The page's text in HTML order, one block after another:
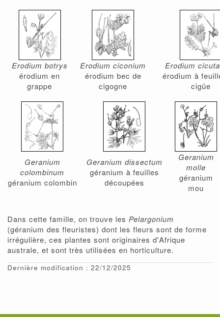
Erodium botrys
érodium en
grappe
Erodium ciconium
érodium bec de
cigogne
Erodium
érodium à
cigüe
Geranium
colombinum
géranium colombin
Geranium dissectum
géranium à feuilles
découpées
Geranium
molle
géranium
mou
Dans cette famille, on trouve les Pelargonium
(géranium des fleuristes) dont les fleurs sont de forme
irrégulière, ces plantes sont originaires d'Afrique
australe, et sont très utilisées en horticulture.
Dernière modification : 22/12/2025